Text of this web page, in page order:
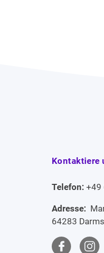
Kontaktiere
Telefon: +49
Adresse:
64283